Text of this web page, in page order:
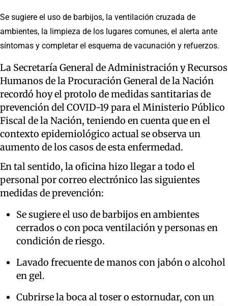
Se sugiere el uso de barbijos, la ventilación cruzada de
ambientes, la limpieza de los lugares comunes, el alerta ante
síntomas y completar el esquema de vacunación y refuerzos.
La Secretaría General de Administración y Recursos
Humanos de la Procuración General de la Nación
recordó hoy el protolo de medidas santitarias de
prevención del COVID-19 para el Ministerio Público
Fiscal de la Nación, teniendo en cuenta que en el
contexto epidemiológico actual se observa un
aumento de los casos de esta enfermedad.
En tal sentido, la oficina hizo llegar a todo el
personal por correo electrónico las siguientes
medidas de prevención:
Se sugiere el uso de barbijos en ambientes
cerrados o con poca ventilación y personas en
condición de riesgo.
Lavado frecuente de manos con jabón o alcohol
en gel.
Cubrirse la boca al toser o estornudar, con un